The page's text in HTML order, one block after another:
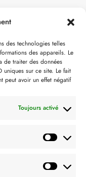
des technologies telles
des appareils. Le
de traiter des données
sur ce site. Le fait
peut avoir un effet négatif
Toujours activé